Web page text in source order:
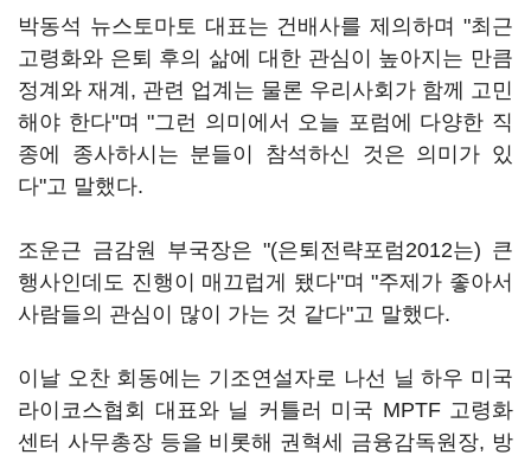
박동석 뉴스토마토 대표는 건배사를 제의하며 "최근
고령화와 은퇴 후의 삶에 대한 관심이 높아지는 만큼
정계와 재계, 관련 업계는 물론 우리사회가 함께 고민
해야 한다"며 "그런 의미에서 오늘 포럼에 다양한 직
종에 종사하시는 분들이 참석하신 것은 의미가 있
다"고 말했다.
조운근 금감원 부국장은 "(은퇴전략포럼2012는) 큰
행사인데도 진행이 매끄럽게 됐다"며 "주제가 좋아서
사람들의 관심이 많이 가는 것 같다"고 말했다.
이날 오찬 회동에는 기조연설자로 나선 닐 하우 미국
라이코스협회 대표와 닐 커틀러 미국 MPTF 고령화
센터 사무총장 등을 비롯해 권혁세 금융감독원장, 방